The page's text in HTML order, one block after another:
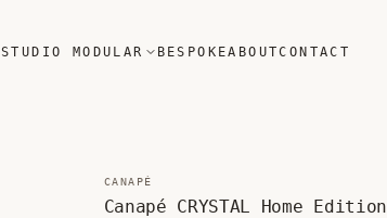
STUDIO MODULAR BESPOKEABOUTCONTACT
CANAPÉ
Canapé CRYSTAL Home Edition